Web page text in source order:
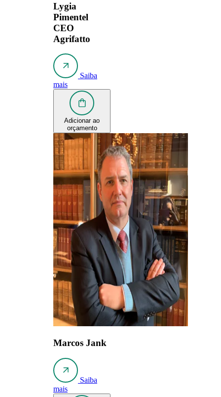
Lygia
Pimentel
CEO
Agrifatto
Saiba
mais
Adicionar ao
orçamento
Marcos Jank
Saiba
mais